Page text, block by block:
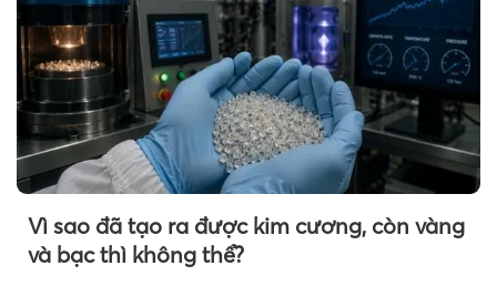
Vì sao đã tạo ra được kim cương, còn vàng
và bạc thì không thể?